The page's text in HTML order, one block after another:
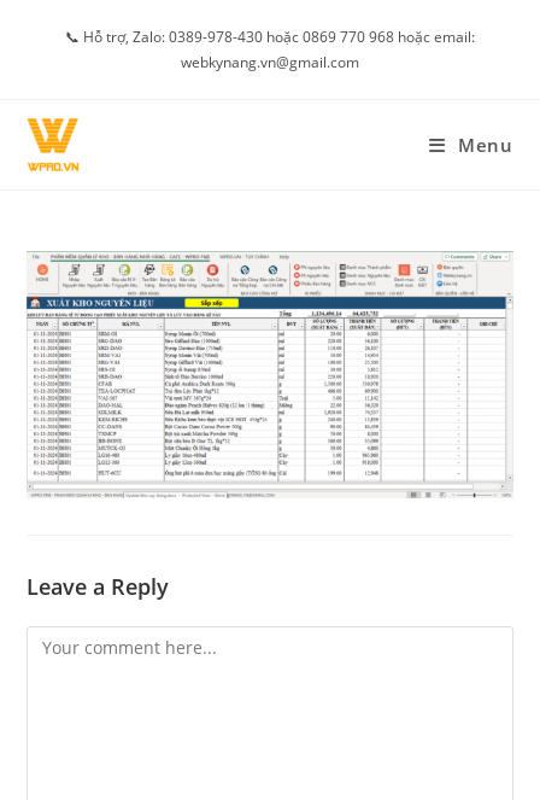
📞 Hỗ trợ, Zalo: 0389-978-430 hoặc 0869 770 968 hoặc email:
webkynang.vn@gmail.com
Menu
Leave a Reply
Comment